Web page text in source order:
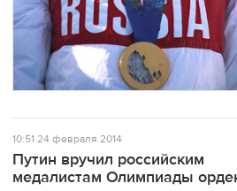
10:51 24 февраля 2014
Путин вручил российским
медалистам Олимпиады